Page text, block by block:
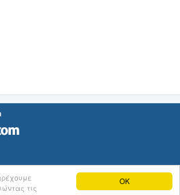
OK
τις